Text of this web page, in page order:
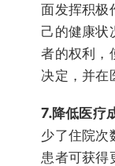
面发挥积极
己的健康状
者的权利，
决定，并在
7.降低医疗
少了住院次
患者可获得